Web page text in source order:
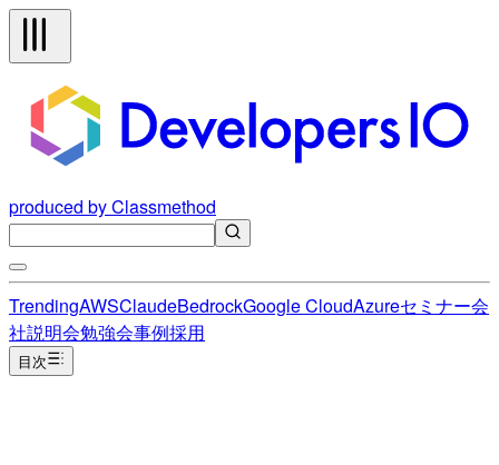
produced by Classmethod
TrendingAWSClaudeBedrockGoogle CloudAzureセミナー会
社説明会勉強会事例採用
目次